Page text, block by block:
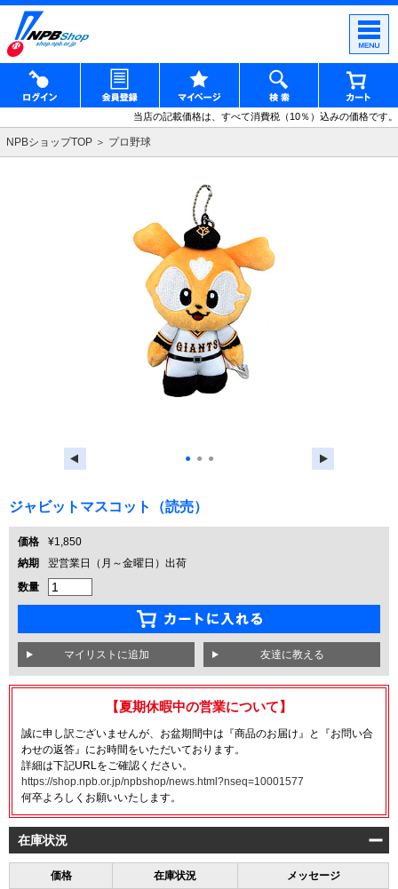
当店の記載価格は、すべて消費税（10％）込みの価格です。
NPBショップTOP プロ野球
● ● ●
ジャビットマスコット（読売）
価格
¥1,850
納期
翌営業日（月～金曜日）出荷
数量
友達に教える
【夏期休暇中の営業について】
誠に申し訳ございませんが、お盆期間中は『商品のお届け』と『お問い合
わせの返答』にお時間をいただいております。
詳細は下記URLをご確認ください。
https://shop.npb.or.jp/npbshop/news.html?nseq=10001577
何卒よろしくお願いいたします。
在庫状況
価格 在庫状況 メッセージ